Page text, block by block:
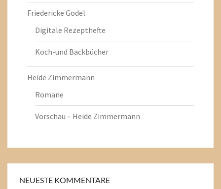
Friedericke Godel
Digitale Rezepthefte
Koch-und Backbücher
Heide Zimmermann
Romane
Vorschau – Heide Zimmermann
NEUESTE KOMMENTARE